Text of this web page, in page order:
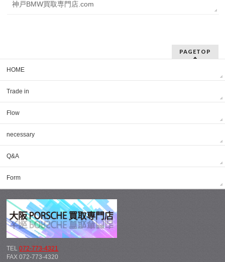
神戸BMW買取専門店.com
PAGETOP
HOME
Trade in
Flow
necessary
Q&A
Form
TEL072-773-4321
FAX 072-773-4320